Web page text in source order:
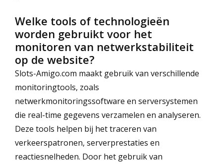
Welke tools of technologieën
worden gebruikt voor het
monitoren van netwerkstabiliteit
op de website?
Slots-Amigo.com maakt gebruik van verschillende
monitoringtools, zoals
netwerkmonitoringssoftware en serversystemen
die real-time gegevens verzamelen en analyseren.
Deze tools helpen bij het traceren van
verkeerspatronen, serverprestaties en
reactiesnelheden. Door het gebruik van